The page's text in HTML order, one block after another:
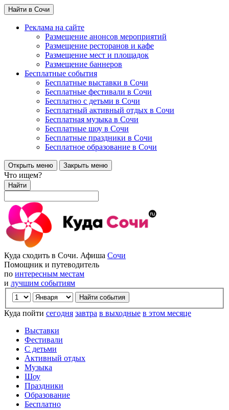
Найти в Сочи
Реклама на сайте
Размещение анонсов мероприятий
Размещение ресторанов и кафе
Размещение мест и площадок
Размещение баннеров
Бесплатные события
Бесплатные выставки в Сочи
Бесплатные фестивали в Сочи
Бесплатно с детьми в Сочи
Бесплатный активный отдых в Сочи
Бесплатная музыка в Сочи
Бесплатные шоу в Сочи
Бесплатные праздники в Сочи
Бесплатное образование в Сочи
Открыть меню Закрыть меню
Что ищем?
Найти
Куда сходить в Сочи. Афиша Сочи
Помощник и путеводитель
по интересным местам
и лучшим событиям
Куда пойти сегодня завтра в выходные в этом месяце
Выставки
Фестивали
С детьми
Активный отдых
Музыка
Шоу
Праздники
Образование
Бесплатно